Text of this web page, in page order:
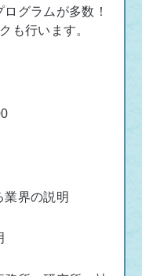
グラムが多数！
も行います。
業界の説明